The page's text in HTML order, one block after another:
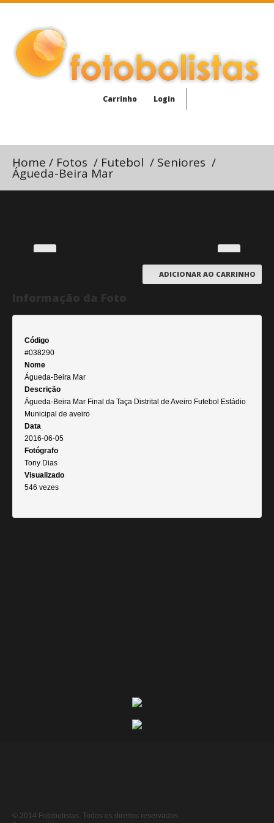
Carrinho Login
Home / Fotos / Futebol / Seniores /
Águeda-Beira Mar
ADICIONAR AO CARRINHO
Código
#038290
Nome
Águeda-Beira Mar
Descrição
Águeda-Beira Mar Final da Taça Distrital de Aveiro Futebol Estádio
Municipal de aveiro
Data
2016-06-05
Fotógrafo
Tony Dias
Visualizado
546 vezes
© 2014 Fotobolistas. Todos os direitos reservados.